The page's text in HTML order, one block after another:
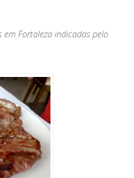
Fortaleza indicadas pelo